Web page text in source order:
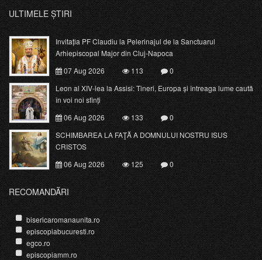
ULTIMELE ȘTIRI
Invitația PF Claudiu la Pelerinajul de la Sanctuarul
Arhiepiscopal Major din Cluj-Napoca
07 Aug 2026
113
0
Leon al XIV-lea la Assisi: Tineri, Europa și întreaga lume caută
în voi noi sfinți
06 Aug 2026
133
0
SCHIMBAREA LA FAŢĂ A DOMNULUI NOSTRU ISUS
CRISTOS
06 Aug 2026
125 0
RECOMANDĂRI
bisericaromanaunita.ro
episcopiabucuresti.ro
egco.ro
episcopiamm.ro